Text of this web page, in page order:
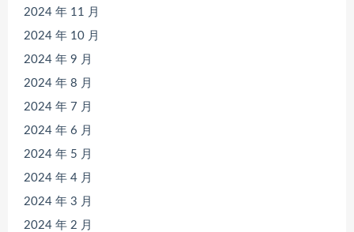
2024 年 11 月
2024 年 10 月
2024 年 9 月
2024 年 8 月
2024 年 7 月
2024 年 6 月
2024 年 5 月
2024 年 4 月
2024 年 3 月
2024 年 2 月